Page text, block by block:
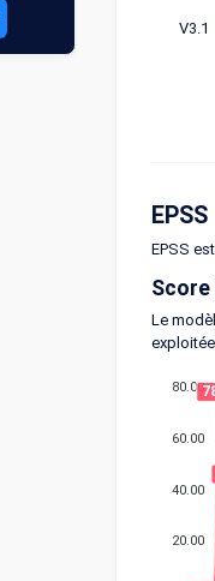
V3.1
EPSS
EPSS
Score
Le
80.00
60.00
40.00
20.00